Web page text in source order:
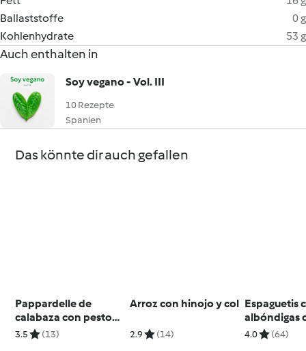
Ballaststoffe
0 g
Kohlenhydrate
53 g
Auch enthalten in
Soy vegano - Vol. III
10 Rezepte
Spanien
Das könnte dir auch gefallen
Pappardelle de
calabaza con pesto
de avellanas y brócoli
3.5 (13)
Arroz con hinojo y col
2.9 (14)
Espaguetis
albóndigas
y zanahoria
4.0 (64)